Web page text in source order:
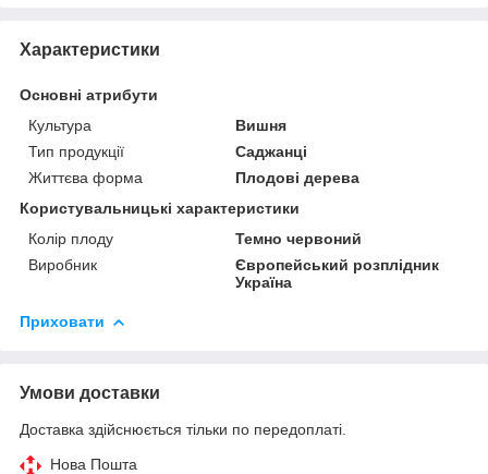
Характеристики
Основні атрибути
Культура
Вишня
Тип продукції
Саджанці
Життєва форма
Плодові дерева
Користувальницькі характеристики
Колір плоду
Темно червоний
Виробник
Європейський розплідник
Україна
Приховати
Умови доставки
Доставка здійснюється тільки по передоплаті.
Нова Пошта